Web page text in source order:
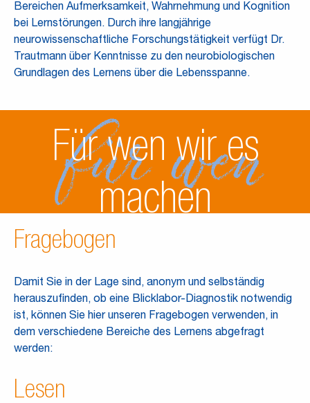
Bereichen Aufmerksamkeit, Wahrnehmung und Kognition
bei Lernstörungen. Durch ihre langjährige
neurowissenschaftliche Forschungstätigkeit verfügt Dr.
Trautmann über Kenntnisse zu den neurobiologischen
Grundlagen des Lernens über die Lebensspanne.
Für wen wir es
machen
Fragebogen
Damit Sie in der Lage sind, anonym und selbständig
herauszufinden, ob eine Blicklabor-Diagnostik notwendig
ist, können Sie hier unseren Fragebogen verwenden, in
dem verschiedene Bereiche des Lernens abgefragt
werden:
Lesen